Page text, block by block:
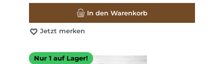
In den Warenkorb
Jetzt merken
Nur 1 auf Lager!